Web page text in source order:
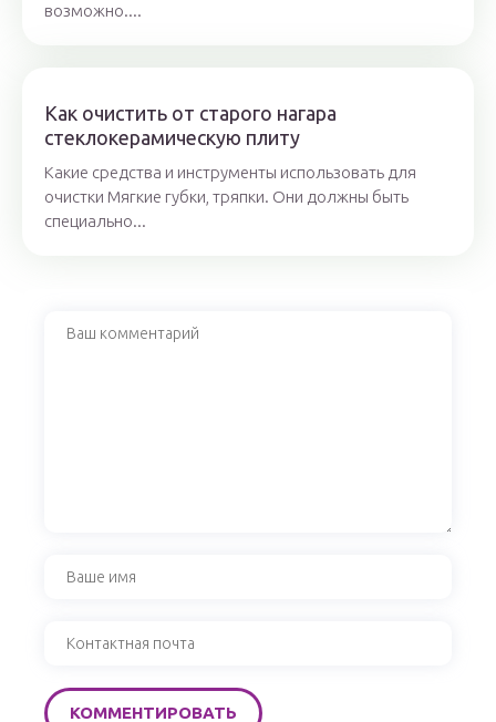
возможно....
Как очистить от старого нагара
стеклокерамическую плиту
Какие средства и инструменты использовать для
очистки Мягкие губки, тряпки. Они должны быть
специально...